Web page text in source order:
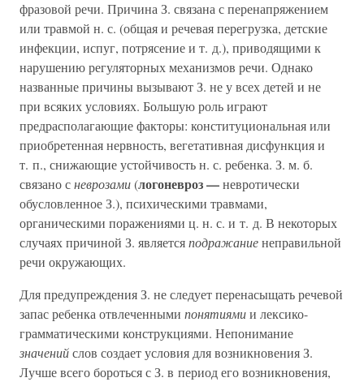
фразовой речи. Причина З. связана с перенапряжением
или травмой н. с. (общая и речевая перегрузка, детские
инфекции, испуг, потрясение и т. д.), приводящими к
нарушению регуляторных механизмов речи. Однако
названные причины вызывают З. не у всех детей и не
при всяких условиях. Большую роль играют
предрасполагающие факторы: конституциональная или
приобретенная нервность, вегетативная дисфункция и
т. п., снижающие устойчивость н. с. ребенка. З. м. б.
связано сневрозами(логоневроз —невротически
обусловленное З.), психическими травмами,
органическими поражениями ц. н. с. и т. д. В некоторых
случаях причиной З. являетсяподражаниенеправильной
речи окружающих.
Для предупреждения З. не следует перенасыщать речевой
запас ребенка отвлеченными понятиямии лексико-
грамматическими конструкциями. Непонимание
значенийслов создает условия для возникновения З.
Лучше всего бороться с З. в период его возникновения,